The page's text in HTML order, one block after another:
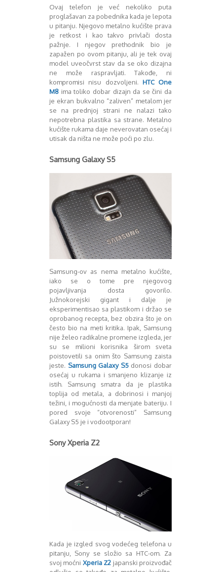
August 2015
Septembar 2015
Oktobar 2015
Novembar 2015
Decembar 2015
Januar 2016
Februar 2016
Mart 2016
April 2016
Maj 2016
Juni 2016
Juli 2016
August 2016
Januar 2017
Februar 2017
Mart 2017
April 2017
Maj 2017
Juni 2017
Juli 2017
Oktobar 2017
Novembar 2017
Decembar 2017
Februar 2018
Maj 2018
Juni 2018
Juli 2018
Oktobar 2018
Novembar 2018
Decembar 2018
Februar 2019
Juni 2019
Ovaj telefon je već nekoliko puta
proglašavan za pobednika kada je lepota
u pitanju. Njegovo metalno kućište prava
je retkost i kao takvo privlači dosta
pažnje. I njegov prethodnik bio je
zapažen po ovom pitanju, ali je tek ovaj
model uveočvrst stav da se oko dizajna
ne može raspravljati. Takođe, ni
kompromisi nisu dozvoljeni. HTC One
M8 ima toliko dobar dizajn da se čini da
je ekran bukvalno “zaliven” metalom jer
se na prednjoj strani ne nalazi tako
nepotrebna plastika sa strane. Metalno
kućište rukama daje neverovatan osećaj i
utisak da ništa ne može poći po zlu.
Samsung Galaxy S5
Samsung-ov as nema metalno kućište,
iako se o tome pre njegovog
pojavljivanja dosta govorilo.
Južnokorejski gigant i dalje je
eksperimentisao sa plastikom i držao se
oprobanog recepta, bez obzira što je on
često bio na meti kritika. Ipak, Samsung
nije želeo radikalne promene izgleda, jer
su se milioni korisnika širom sveta
poistovetili sa onim što Samsung zaista
jeste. Samsung Galaxy S5 donosi dobar
osećaj u rukama i smanjeno klizanje iz
istih. Samsung smatra da je plastika
toplija od metala, a dobrinosi i manjoj
težini, i mogućnosti da menjate bateriju. I
pored svoje “otvorenosti” Samsung
Galaxy S5 je i vodootporan!
Sony Xperia Z2
Kada je izgled svog vodećeg telefona u
pitanju, Sony se složio sa HTC-om. Za
svoj moćni Xperia Z2 japanski proizvođač